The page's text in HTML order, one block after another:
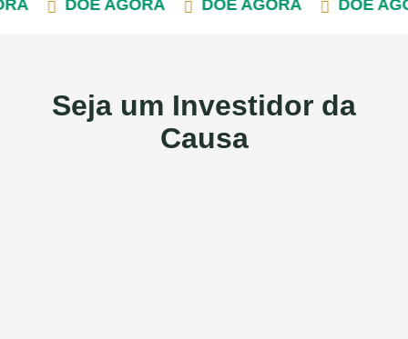
DOE AGORA
DOE AGORA
DOE AGORA
Seja um Investidor da
Causa